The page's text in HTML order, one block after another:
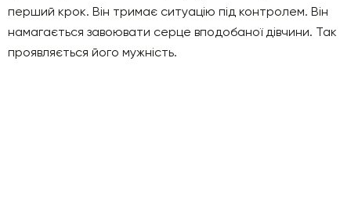
перший крок. Він тримає ситуацію під контролем. Він
намагається завоювати серце вподобаної дівчини. Так
проявляється його мужність.